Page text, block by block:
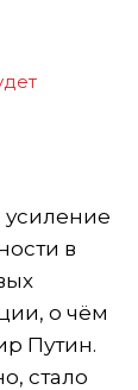
в
о чём
Путин.
стало